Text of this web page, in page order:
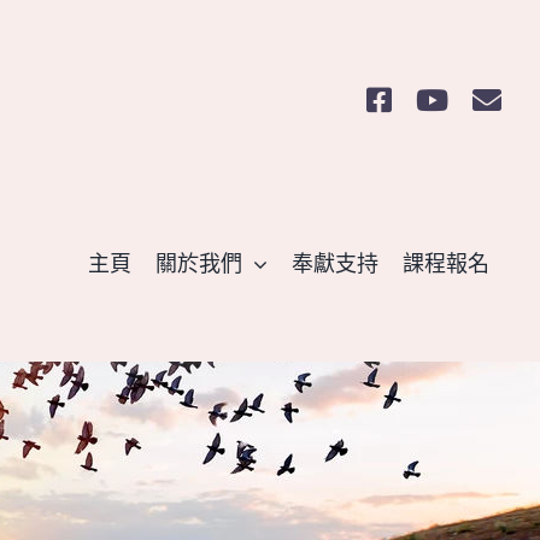
主頁 關於我們 奉獻支持 課程報名